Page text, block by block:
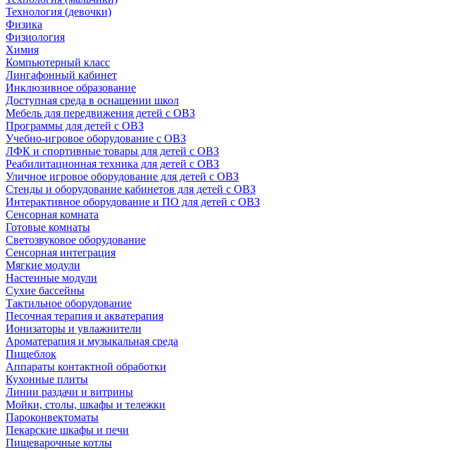
Технология (девочки)
Физика
Физиология
Химия
Компьютерный класс
Лингафонный кабинет
Инклюзивное образование
Доступная среда в оснащении школ
Мебель для передвижения детей с ОВЗ
Программы для детей с ОВЗ
Учебно-игровое оборудование с ОВЗ
ЛФК и спортивные товары для детей с ОВЗ
Реабилитационная техника для детей с ОВЗ
Уличное игровое оборудование для детей с ОВЗ
Стенды и оборудование кабинетов для детей с ОВЗ
Интерактивное оборудование и ПО для детей с ОВЗ
Сенсорная комната
Готовые комнаты
Светозвуковое оборудование
Сенсорная интеграция
Мягкие модули
Настенные модули
Сухие бассейны
Тактильное оборудование
Песочная терапия и акватерапия
Ионизаторы и увлажнители
Ароматерапия и музыкальная среда
Пищеблок
Аппараты контактной обработки
Кухонные плиты
Линии раздачи и витрины
Мойки, столы, шкафы и тележки
Пароконвектоматы
Пекарские шкафы и печи
Пищеварочные котлы